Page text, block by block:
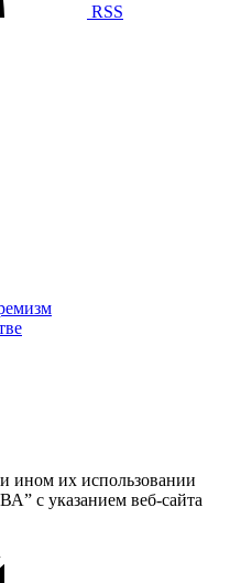
RSS
ином их использовании
с указанием веб-сайта